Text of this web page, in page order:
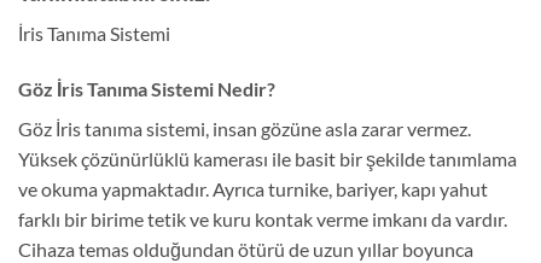
İris Tanıma Sistemi
Göz İris Tanıma Sistemi Nedir?
Göz İris tanıma sistemi, insan gözüne asla zarar vermez.
Yüksek çözünürlüklü kamerası ile basit bir şekilde tanımlama
ve okuma yapmaktadır. Ayrıca turnike, bariyer, kapı yahut
farklı bir birime tetik ve kuru kontak verme imkanı da vardır.
Cihaza temas olduğundan ötürü de uzun yıllar boyunca